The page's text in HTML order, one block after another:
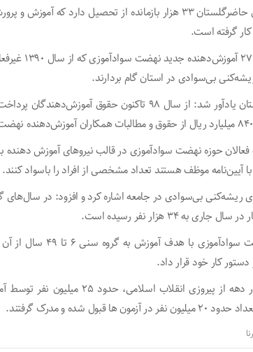
به گفته سوقی؛ در حال حاضرگلستان ۳۳ هزار بازمانده از تحصیل
گرفته است.
وی ادامه
بی‌سوادی در استان گام بردارند.
معاون سوادآموزی گلستان یادآور شد: از سال ۹۸ تاکنون
فعالان حوزه نهضت سوادآموزی در قالب نیروهای آموزش
آیین‌نامه موظف هستند تعداد مشخصی از افراد را باسواد کنند.
به ۳۴ هزار نفر رسیده است.
راه‌اندازی سازمان نهضت
براساس آمارها در چهار دهه از پیروزی
قبول شده و مدرک گرفتند.